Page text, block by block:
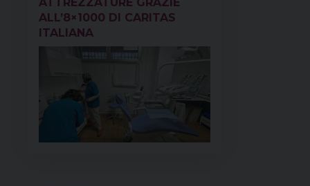
ALL’8×1000 DI CARITAS
ITALIANA